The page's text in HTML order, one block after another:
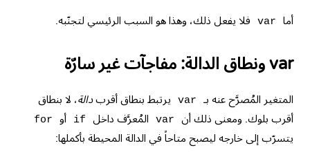
أما var فلا يفعل ذلك، وهذا هو السبب الرئيسي لتجنّبه.
var ونطاق الدالة: مفاجآت غير سارّة
المتغير المُصرَّح عنه بـ var يرتبط بنطاق أقربدالة، لا بنطاق
أقرب بلوك. ومعنى ذلك أن
var المُعرَّف داخل if أو for
يتسرّب إلى خارجه ليصبح متاحاً في الدالة المحيطة بأكملها: